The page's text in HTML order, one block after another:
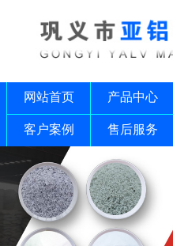
网站首页 产品中心
客户案例 售后服务